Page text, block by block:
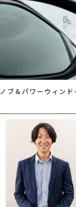
ブ＆パワーウィンド